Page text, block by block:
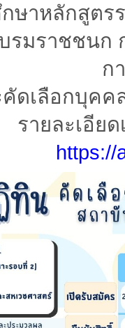
ษาหลักสูต
รมราชชนก
ก
คัดเลือกบุค
รายละเอีย
https://